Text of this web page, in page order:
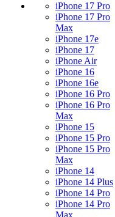
iPhone 17 Pro
iPhone 17 Pro
Max
iPhone 17e
iPhone 17
iPhone Air
iPhone 16
iPhone 16e
iPhone 16 Pro
iPhone 16 Pro
Max
iPhone 15
iPhone 15 Pro
iPhone 15 Pro
Max
iPhone 14
iPhone 14 Plus
iPhone 14 Pro
iPhone 14 Pro
Max